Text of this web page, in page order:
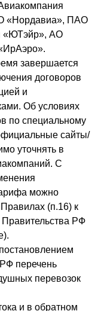
«Нордавиа», ПАО
«ЮТэйр», АО
завершается
договоров
и
Об условиях
по специальному
сайты/
уточнять в
С
можно
(п.16) к
РФ
перечень
перевозок
и в обратном